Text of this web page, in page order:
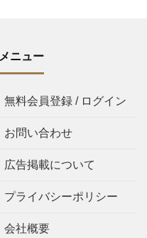
メニュー
無料会員登録 / ログイン
お問い合わせ
広告掲載について
プライバシーポリシー
会社概要